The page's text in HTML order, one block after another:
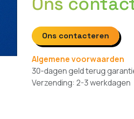
Ons contacteren
Algemene voorwaarden
30-dagen geld terug
Verzending: 2-3 werkdagen